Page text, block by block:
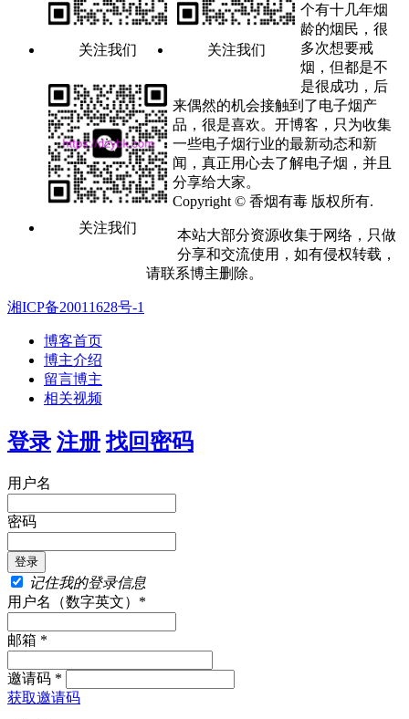
关注我们 关注我们
关注我们
个有十几年烟
龄的烟民，很
多次想要戒
烟，但都是不
是很成功，后
来偶然的机会接触到了电子烟产
品，很是喜欢。开博客，只为收集
一些电子烟行业的最新动态和新
闻，真正用心去了解电子烟，并且
分享给大家。
Copyright © 香烟有毒 版权所有.
本站大部分资源收集于网络，只做
分享和交流使用，如有侵权转载，
请联系博主删除。
湘ICP备20011628号-1
博客首页
博主介绍
留言博主
相关视频
登录 注册 找回密码
用户名
密码
记住我的登录信息
用户名（数字英文）*
邮箱 *
邀请码 *
获取邀请码